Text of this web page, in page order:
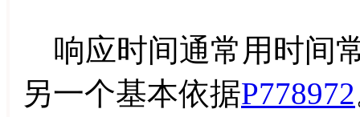
响应时间通常用时间
另一个基本依据P778972